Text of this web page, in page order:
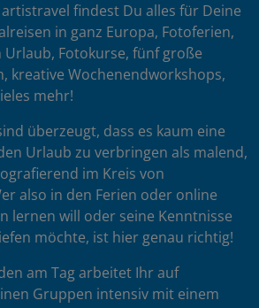
findest Du alles für Deine
in ganz Europa, Fotoferien,
Fotokurse, fünf große
kreative Wochenendworkshops,
mehr!
überzeugt, dass es kaum eine
Urlaub zu verbringen als malend,
im Kreis von
also in den Ferien oder online
lernen will oder seine Kenntnisse
möchte, ist hier genau richtig!
am Tag arbeitet Ihr auf
Gruppen intensiv mit einem